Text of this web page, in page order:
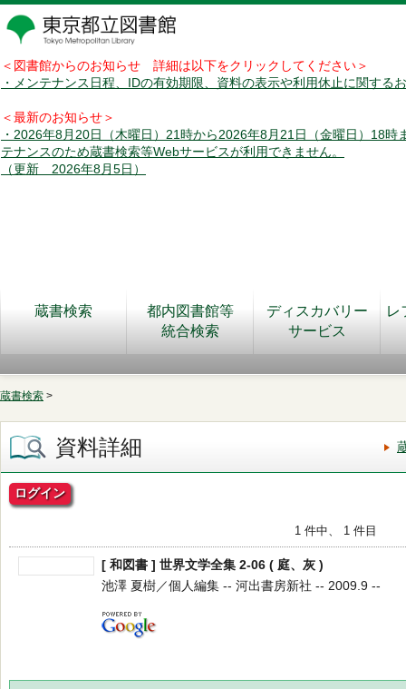
＜図書館からのお知らせ 詳細は以下をクリックしてください＞
・メンテナンス日程、IDの有効期限、資料の表示や利用休止に関する
＜最新のお知らせ＞
・2026年8月20日（木曜日）21時から2026年8月21日（金曜日）18時
テナンスのため蔵書検索等Webサービスが利用できません。
（更新 2026年8月5日）
蔵書検索
都内図書館等
統合検索
ディスカバリー
サービス
レ
蔵書検索 >
資料詳細
ログイン
1 件中、 1 件目
[ 和図書 ] 世界文学全集 2-06 ( 庭、灰 )
池澤 夏樹／個人編集 -- 河出書房新社 -- 2009.9 --